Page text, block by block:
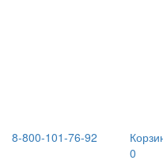
8-800-101-76-92
0